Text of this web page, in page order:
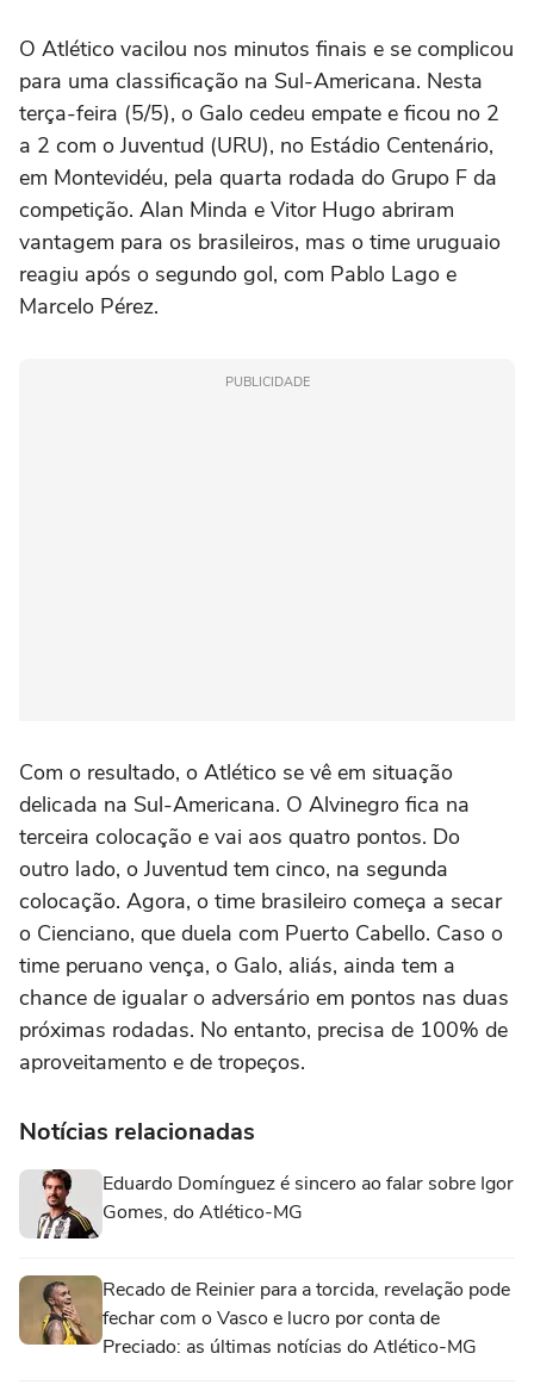
O Atlético vacilou nos minutos finais e se complicou
para uma classificação na Sul-Americana. Nesta
terça-feira (5/5), o Galo cedeu empate e ficou no 2
a 2 com o Juventud (URU), no Estádio Centenário,
em Montevidéu, pela quarta rodada do Grupo F da
competição. Alan Minda e Vitor Hugo abriram
vantagem para os brasileiros, mas o time uruguaio
reagiu após o segundo gol, com Pablo Lago e
Marcelo Pérez.
PUBLICIDADE
Com o resultado, o Atlético se vê em situação
delicada na Sul-Americana. O Alvinegro fica na
terceira colocação e vai aos quatro pontos. Do
outro lado, o Juventud tem cinco, na segunda
colocação. Agora, o time brasileiro começa a secar
o Cienciano, que duela com Puerto Cabello. Caso o
time peruano vença, o Galo, aliás, ainda tem a
chance de igualar o adversário em pontos nas duas
próximas rodadas. No entanto, precisa de 100% de
aproveitamento e de tropeços.
Notícias relacionadas
Eduardo Domínguez é sincero ao falar sobre Igor
Gomes, do Atlético-MG
Recado de Reinier para a torcida, revelação pode
fechar com o Vasco e lucro por conta de
Preciado: as últimas notícias do Atlético-MG